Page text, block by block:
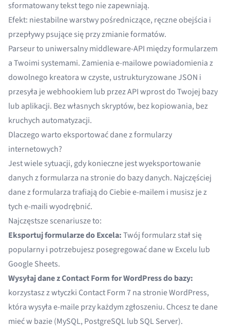
sformatowany tekst tego nie zapewniają.
Efekt: niestabilne warstwy pośredniczące, ręczne obejścia i
przepływy psujące się przy zmianie formatów.
Parseur to uniwersalny middleware-API między formularzem
a Twoimi systemami. Zamienia e-mailowe powiadomienia z
dowolnego kreatora w czyste, ustrukturyzowane JSON i
przesyła je webhookiem lub przez API wprost do Twojej bazy
lub aplikacji. Bez własnych skryptów, bez kopiowania, bez
kruchych automatyzacji.
Dlaczego warto eksportować dane z formularzy
internetowych?
Jest wiele sytuacji, gdy konieczne jest wyeksportowanie
danych z formularza na stronie do bazy danych. Najczęściej
dane z formularza trafiają do Ciebie e-mailem i musisz je z
tych e-maili wyodrębnić.
Najczęstsze scenariusze to:
Eksportuj formularze do Excela:Twój formularz stał się
popularny i potrzebujesz posegregować dane w Excelu lub
Google Sheets.
Wysyłaj dane z Contact Form for WordPress do bazy:
korzystasz z wtyczki Contact Form 7na stronie WordPress,
która wysyła e-maile przy każdym zgłoszeniu. Chcesz te dane
mieć w bazie (MySQL, PostgreSQL lub SQL Server).